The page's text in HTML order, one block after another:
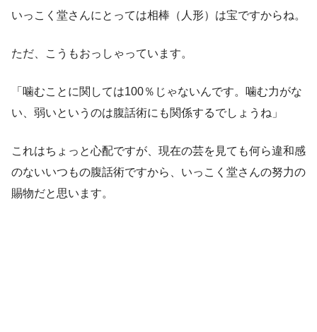
いっこく堂さんにとっては相棒（人形）は宝ですからね。
ただ、こうもおっしゃっています。
「噛むことに関しては100％じゃないんです。噛む力がな
い、弱いというのは腹話術にも関係するでしょうね」
これはちょっと心配ですが、現在の芸を見ても何ら違和感
のないいつもの腹話術ですから、いっこく堂さんの努力の
賜物だと思います。